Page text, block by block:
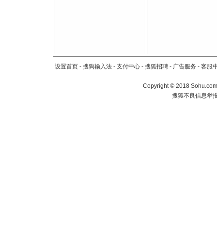
设置首页 - 搜狗输入法 - 支付中心 - 搜狐招聘 - 广告服务 - 客服
Copyright ©2018
搜狐不良信息举